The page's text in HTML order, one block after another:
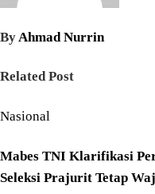
By Ahmad Nurrin
Related Post
Nasional
Mabes TNI Klarifikasi
Seleksi Prajurit Tetap